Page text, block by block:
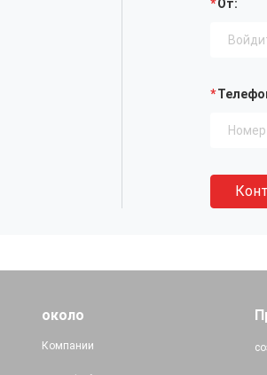
От:
около
Компании